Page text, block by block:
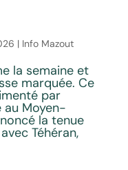
| Info Mazout
la semaine et
marquée. Ce
par
au Moyen-
la tenue
Téhéran,